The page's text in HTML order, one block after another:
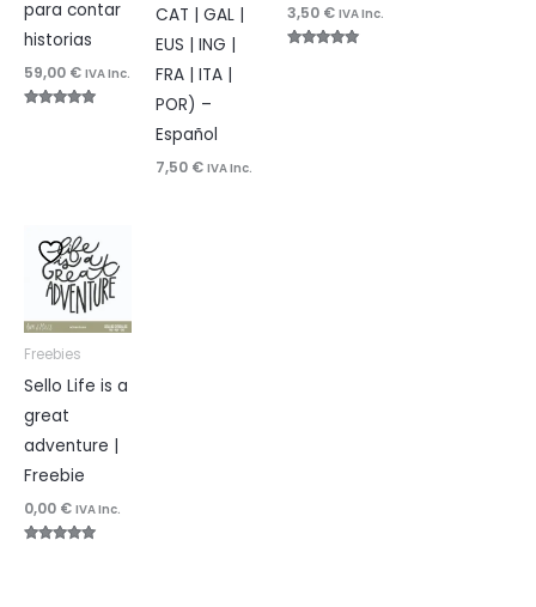
para contar
historias
59,00 € IVA Inc.
CAT | GAL |
EUS | ING |
FRA | ITA |
POR) –
Español
7,50 € IVA Inc.
3,50 € IVA Inc.
Freebies
Sello Life is a
great
adventure |
Freebie
0,00 € IVA Inc.